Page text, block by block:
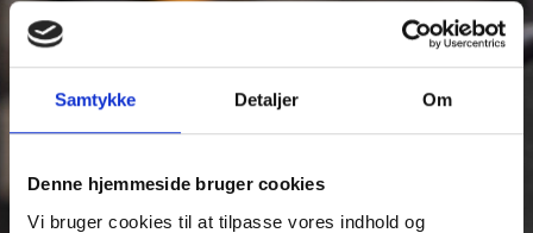
Samtykke Detaljer Om
Denne hjemmeside bruger cookies
Vi bruger cookies til at tilpasse vores indhold og
allerede i denne uge
på erfaring fra over 5.000 årlige sessioner – lavet til helt
almindelige danskere.
Det får du adgang til: